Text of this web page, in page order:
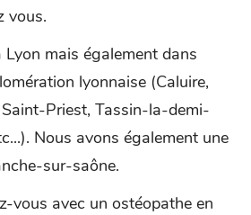
vous.
mais également dans
lyonnaise (Caluire,
Priest, Tassin-la-demi-
Nous avons également une
sur-saône.
vous avec un ostéopathe en